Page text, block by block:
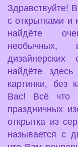
Здравствуйте!
с открытками и
найдёте
необычных,
найдёте
картинки, без
Вас! Всё что
праздничных
открытка из
называется с